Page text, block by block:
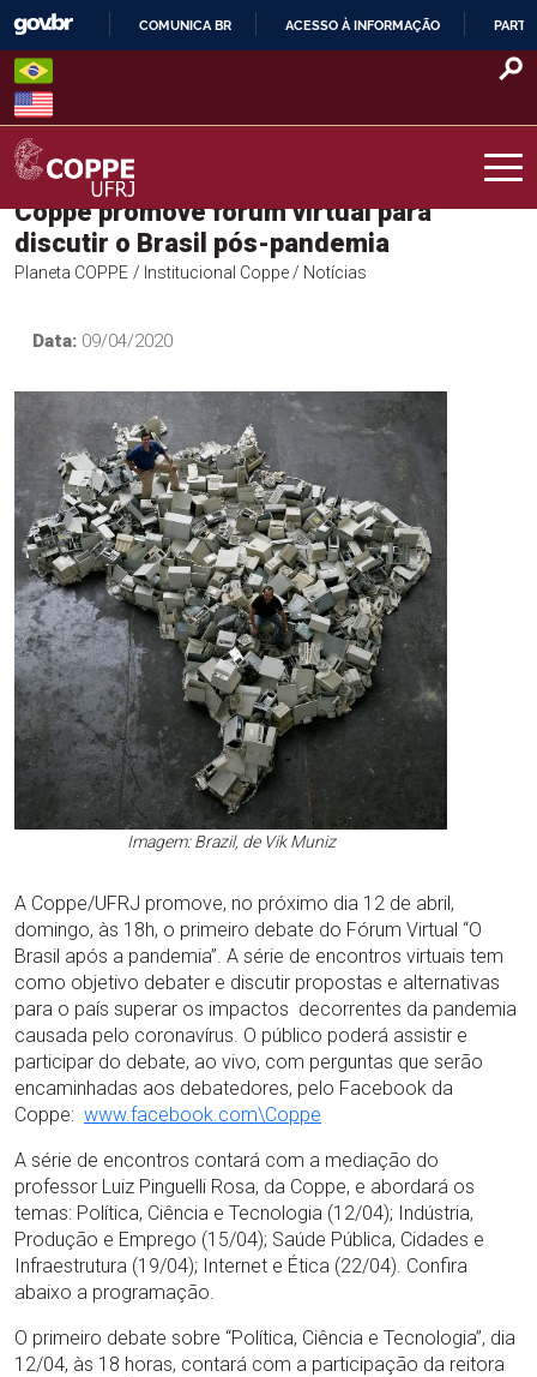
Skip
content
O
COMUNICA BR ACESSO À INFORMAÇÃO
COPPE – UFRJ
Coppe promove fórum virtual para
discutir o Brasil pós-pandemia
Planeta COPPE / Institucional Coppe / Notícias
Data: 09/04/2020
Imagem: Brazil, de Vik Muniz
A Coppe/UFRJ promove, no próximo dia 12 de abril,
domingo, às 18h, o primeiro debate do Fórum Virtual “O
Brasil após a pandemia”. A série de encontros virtuais tem
como objetivo debater e discutir propostas e alternativas
para o país superar os impactos decorrentes da pandemia
causada pelo coronavírus. O público poderá assistir e
participar do debate, ao vivo, com perguntas que serão
encaminhadas aos debatedores, pelo Facebook da
Coppe: www.facebook.com\Coppe
A série de encontros contará com a mediação do
professor Luiz Pinguelli Rosa, da Coppe, e abordará os
temas: Política, Ciência e Tecnologia (12/04); Indústria,
Produção e Emprego (15/04); Saúde Pública, Cidades e
Infraestrutura (19/04); Internet e Ética (22/04). Confira
abaixo a programação.
O primeiro debate sobre “Política, Ciência e Tecnologia”, dia
12/04, às 18 horas, contará com a participação da reitora